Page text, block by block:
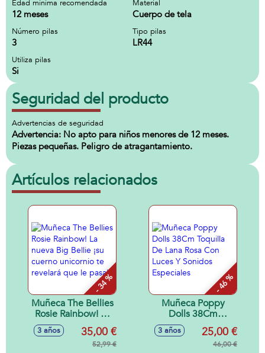
Edad minima recomendada
12 meses
Material
Cuerpo de tela
Número pilas
3
Tipo pilas
LR44
Utiliza pilas
Si
Seguridad del producto
Advertencias de seguridad
Advertencia: No apto para niños menores de 12 meses.
Piezas pequeñas. Peligro de atragantamiento.
Artículos relacionados
- 34 %
Muñeca The Bellies
Rosie Rainbow! La
nueva Big Bellie ¡su
cuerno unicornio te
revelará que le
3 años 35,00 €
52,99 €
- 46 %
Muñeca Poppy
Dolls 38Cm
Toquilla De Lana
Rosa Con Luces Y
Sonidos Especiales
3 años 25,00 €
46,00 €